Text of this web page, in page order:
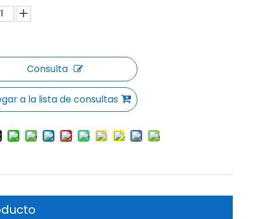
Consulta
a la lista de consultas